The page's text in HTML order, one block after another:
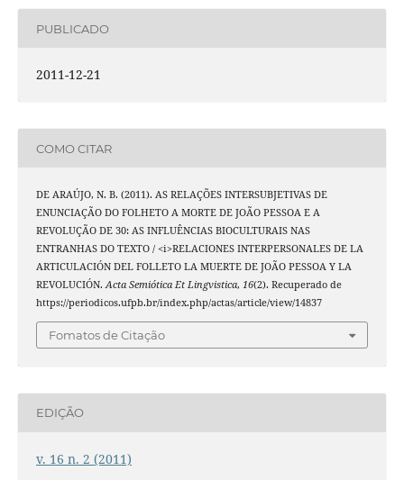
PUBLICADO
2011-12-21
COMO CITAR
DE ARAÚJO, N. B. (2011). AS RELAÇÕES INTERSUBJETIVAS DE
ENUNCIAÇÃO DO FOLHETO A MORTE DE JOÃO PESSOA E A
REVOLUÇÃO DE 30: AS INFLUÊNCIAS BIOCULTURAIS NAS
ENTRANHAS DO TEXTO / <i>RELACIONES INTERPERSONALES DE LA
ARTICULACIÓN DEL FOLLETO LA MUERTE DE JOÃO PESSOA Y LA
REVOLUCIÓN.Acta Semiótica Et Lingvistica, 16(2). Recuperado de
https://periodicos.ufpb.br/index.php/actas/article/view/14837
Fomatos de Citação
EDIÇÃO
v. 16 n. 2 (2011)